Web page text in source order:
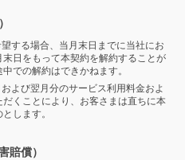
する場合、当月末日までに当社にお
日をもって本契約を解約することが
での解約はできかねます。
よび翌月分のサービス利用料金およ
くことにより、お客さまは直ちに本
します。
賠償）